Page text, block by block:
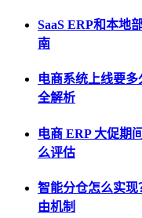
SaaS ERP和本地
南
电商系统上线要
全解析
电商 ERP 大促期
么评估
智能分仓怎么实
由机制